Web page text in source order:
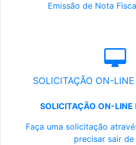
Emissão de Nota
SOLICITAÇÃO ON-
SOLICITAÇÃO ON-LINE
Faça uma solicitação
precisar sair de